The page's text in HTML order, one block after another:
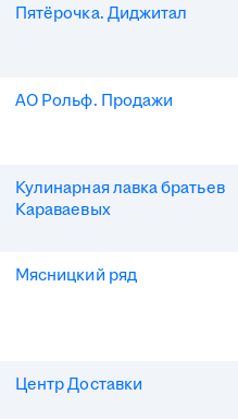
Пятёрочка. Диджитал
АО Рольф. Продажи
Кулинарная лавка братьев
Караваевых
Мясницкий ряд
Центр Доставки